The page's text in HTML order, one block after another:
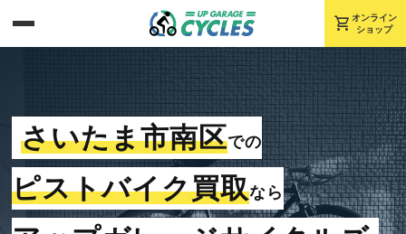
shopping_cart オンライン
ショップ
さいたま市南区での
ピストバイク買取なら